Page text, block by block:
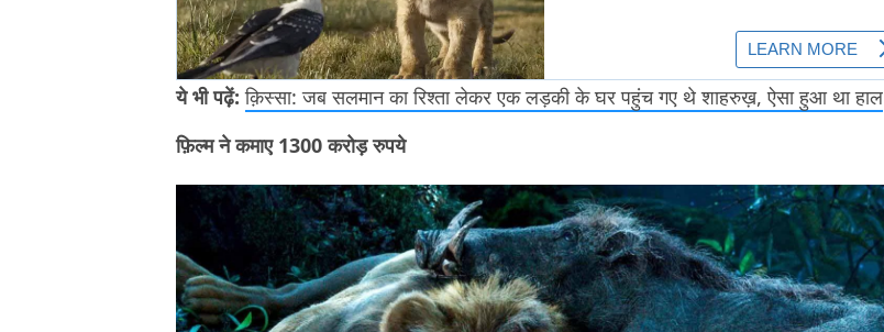
ये भी पढ़ें: क़िस्सा: जब सलमान का रिश्ता लेकर एक लड़की के घर पहुंच गए थे शाहरुख़, ऐसा हुआ था हाल
फ़िल्म ने कमाए 1300 करोड़ रुपये